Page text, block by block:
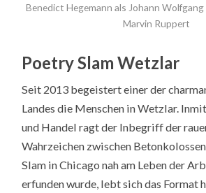
Benedict Hegemann als Johann
Marvin Ruppert
Poetry Slam Wetzlar
Seit 2013 begeistert einer der
Landes die Menschen in Wetzlar.
und Handel ragt der Inbegriff der
Wahrzeichen zwischen
Slam in Chicago nah am Leben der
erfunden wurde, lebt sich das Format